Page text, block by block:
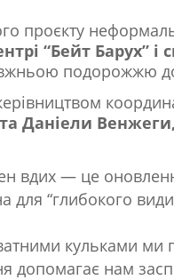
проєкту
“Бейт Барух” і
подорожжю
Даніели Венжеги,
вдих — це
“глибокого
кульками ми
допомагає нам